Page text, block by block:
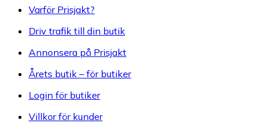
Varför Prisjakt?
Driv trafik till din butik
Annonsera på Prisjakt
Årets butik – för butiker
Login för butiker
Villkor för kunder